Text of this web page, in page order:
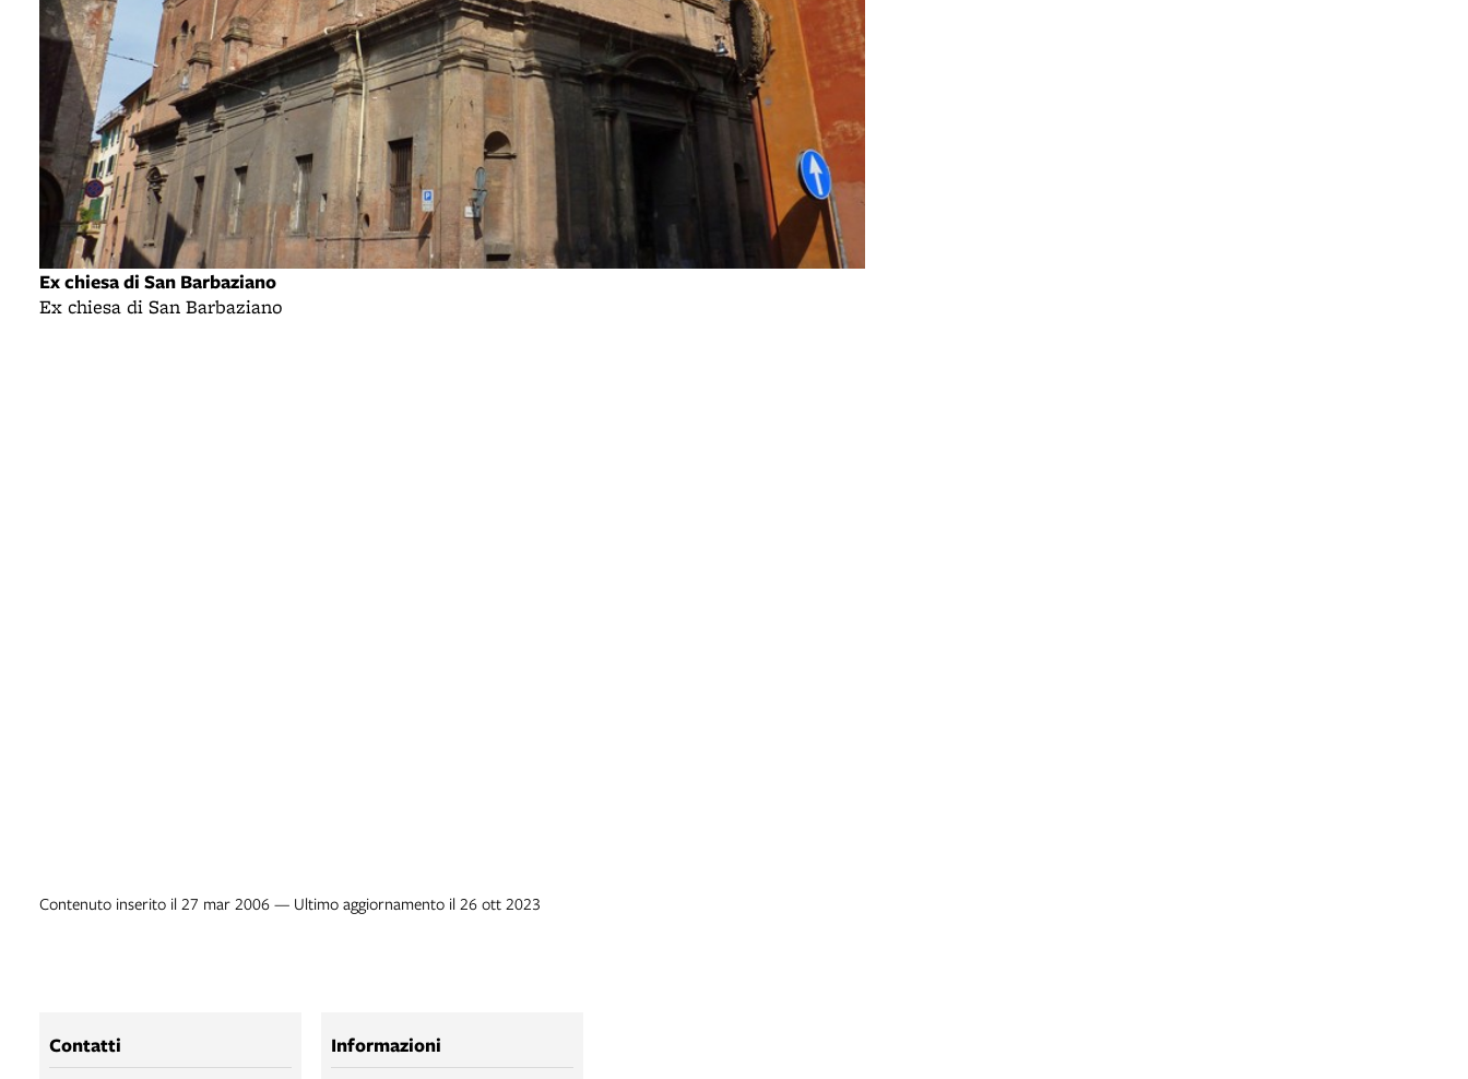
Ex chiesa di San Barbaziano
Ex chiesa di San Barbaziano
Contenuto inserito il 27 mar 2006 — Ultimo aggiornamento il 26 ott 2023
Contatti Informazioni